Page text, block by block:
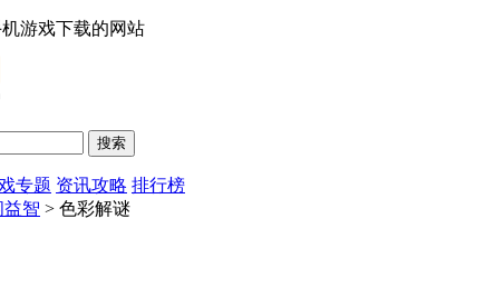
游戏下载的网站
专题 资讯攻略 排行榜
益智 > 色彩解谜